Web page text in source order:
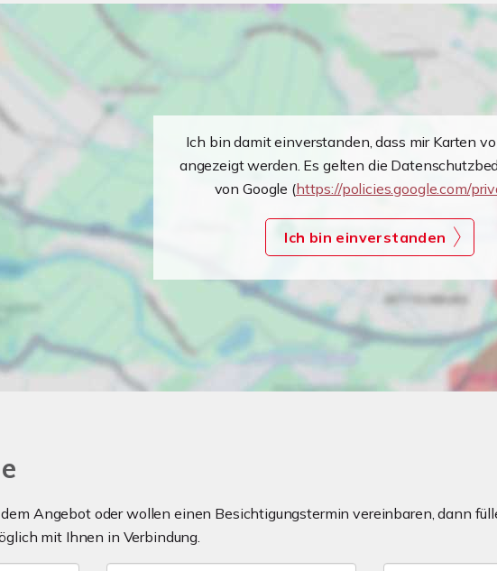
Ich bin damit einverstanden, dass mir Karten
angezeigt werden. Es gelten die
von Google (https://policies.google.com/
Ich bin einverstanden
Angebot oder wollen einen Besichtigungstermin vereinbaren, dann
mit Ihnen in Verbindung.